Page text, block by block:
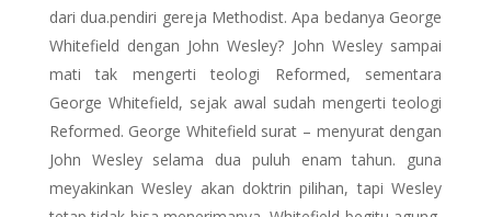
dari dua.pendiri gereja Methodist. Apa bedanya George
Whitefield dengan John Wesley? John Wesley sampai
mati tak mengerti teologi Reformed, sementara
George Whitefield, sejak awal sudah mengerti teologi
Reformed. George Whitefield surat – menyurat dengan
John Wesley selama dua puluh enam tahun. guna
meyakinkan Wesley akan doktrin pilihan, tapi Wesley